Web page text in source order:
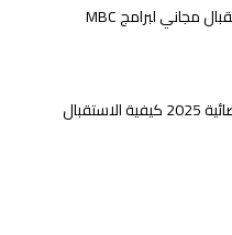
تردد قناة CBC الفضائية 2025 كيفية الاستقبال